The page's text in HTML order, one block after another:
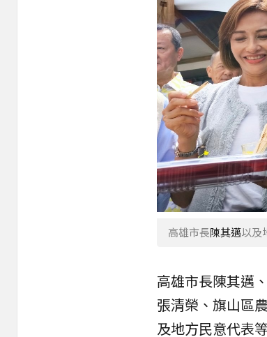
高雄市長陳其邁以及
高雄市長陳其邁
張清榮、旗山區
及地方民意代表